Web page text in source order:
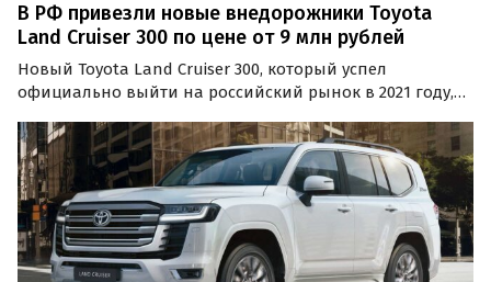
В РФ привезли новые внедорожники Toyota
Land Cruiser 300 по цене от 9 млн рублей
Новый Toyota Land Cruiser 300, который успел
официально выйти на российский рынок в 2021 году,
прошлой осенью цены на него начинались на одном
из классифайдов от 12 700 000 рублей, то теперь он…